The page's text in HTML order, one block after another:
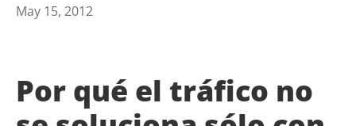
May 15, 2012
Por qué el tráfico no